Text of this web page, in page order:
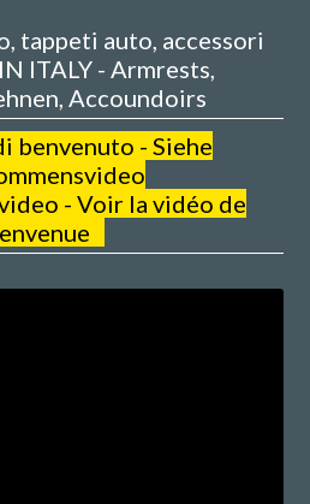
tappeti auto, accessori
ITALY - Armrests,
Accoundoirs
benvenuto - Siehe
- Voir la vidéo de